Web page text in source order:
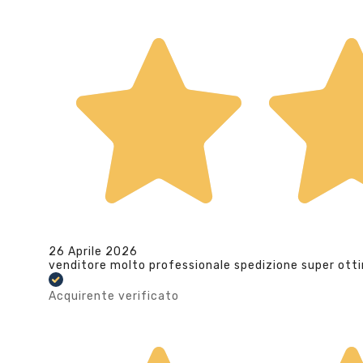
26 Aprile 2026
venditore molto professionale spedizione super
Acquirente verificato